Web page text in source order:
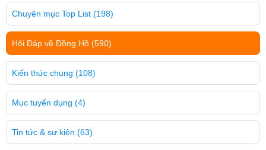
Chuyên mục Top List (198)
Hỏi Đáp về Đồng Hồ (590)
Kiến thức chung (108)
Mục tuyển dụng (4)
Tin tức & sự kiện (63)